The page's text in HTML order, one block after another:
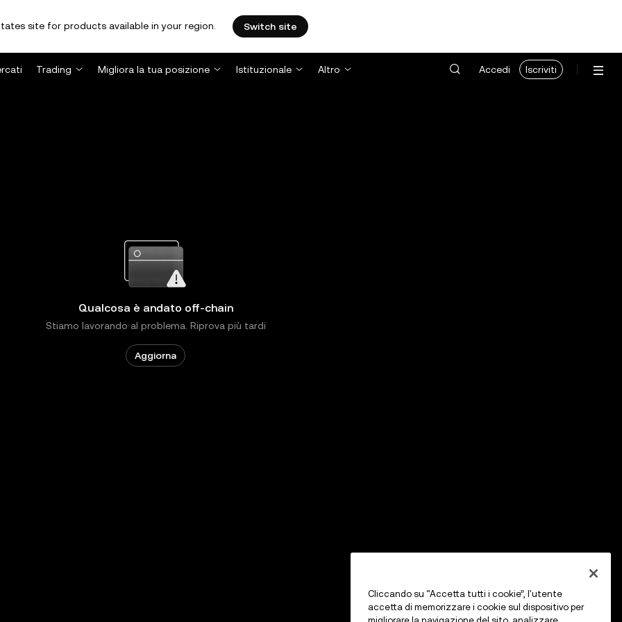
site for products available in your region. Switch site
Trading Migliora la tua posizione Istituzionale Altro Accedi Iscriviti
Qualcosa è andato off-chain
Stiamo lavorando al problema. Riprova più tardi
Aggiorna
Cliccando su “Accetta tutti i cookie”, l'utente
accetta di memorizzare i cookie sul dispositivo per